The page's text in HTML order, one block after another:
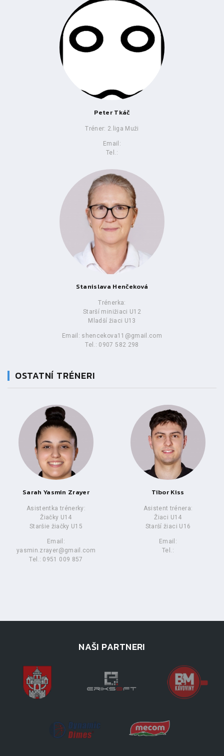
Peter Tkáč
Tréner: 2.liga Muži
Email:
Tel.:
Stanislava Henčeková
Trénerka:
Starší minižiaci U12
Mladší žiaci U13
Email: shencekova11@gmail.com
Tel.: 0907 582 298
OSTATNÍ TRÉNERI
Sarah Yasmin Zrayer
Asistentka trénerky:
Žiačky U14
Staršie žiačky U15
Email:
yasmin.zrayer@gmail.com
Tel.: 0951 009 857
Tibor Kiss
Asistent trénera:
Žiaci U14
Starší žiaci U16
Email:
Tel.:
NAŠI PARTNERI